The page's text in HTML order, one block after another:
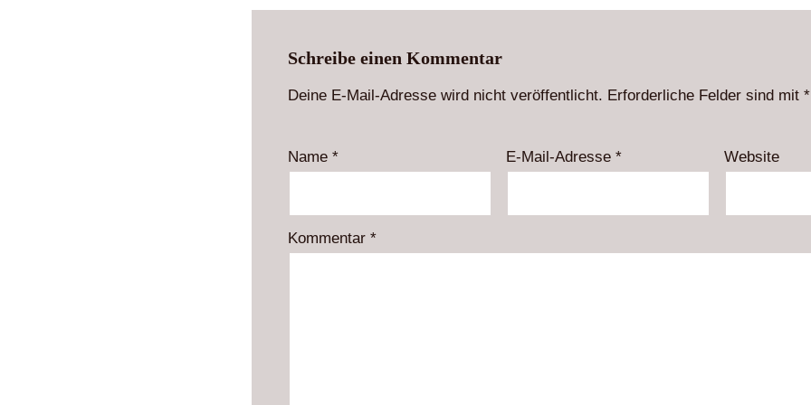
Schreibe einen Kommentar
Deine E-Mail-Adresse wird nicht veröffentlicht. Erforderliche Felder sind mit *
Name * E-Mail-Adresse * Website
Kommentar *